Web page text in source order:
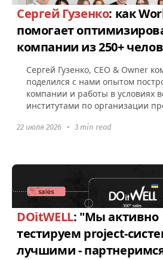
Сергей Гузенко: как
помогает
компании из 250+
Сергей Гузенко, СEO & Owner
поделился с нами опытом
компании и работы в условиях
институтами по организации
22 июля 2026 • 3 min read
DOitWELL: "Мы активно
тестируем project-
лучшими -